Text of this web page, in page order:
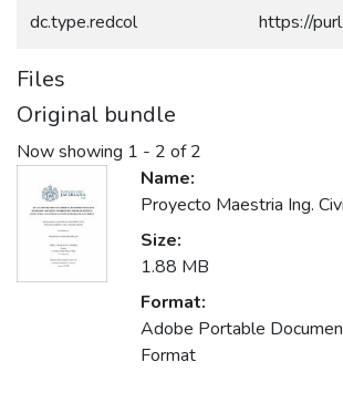
dc.type.redcol https://
Files
Original bundle
Now showing 1 - 2 of 2
Name:
Proyecto Maestria Ing.
Size:
1.88 MB
Format:
Adobe Portable
Format